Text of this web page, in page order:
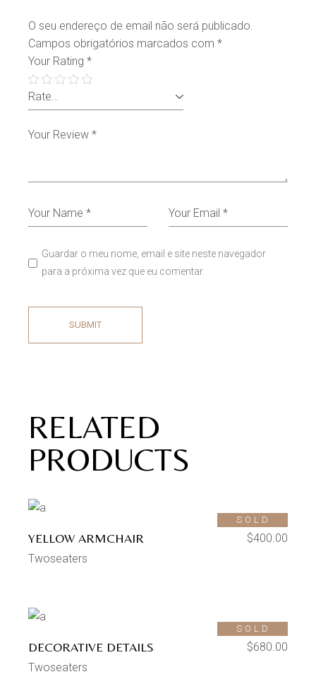
O seu endereço de email não será publicado.
Campos obrigatórios marcados com*
Your Rating*
Guardar o meu nome, email e site neste navegador
para a próxima vez que eu comentar.
SUBMIT
RELATED
PRODUCTS
SOLD
YELLOW ARMCHAIR $400.00
Twoseaters
SOLD
DECORATIVE DETAILS $680.00
Twoseaters